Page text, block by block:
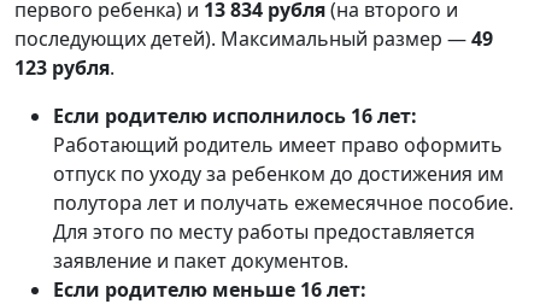
первого ребенка) и 13 834 рубля(на второго и
последующих детей). Максимальный размер —49
123 рубля.
Если родителю исполнилось 16 лет:
Работающий родитель имеет право оформить
отпуск по уходу за ребенком до достижения им
полутора лет и получать ежемесячное пособие.
Для этого по месту работы предоставляется
заявление и пакет документов.
Если родителю меньше 16 лет: